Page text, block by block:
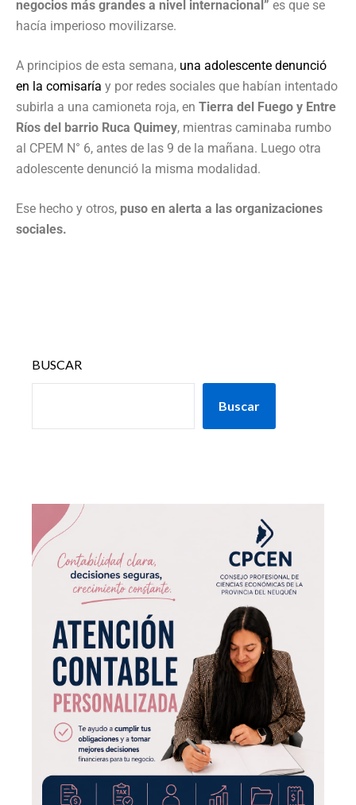
negocios más grandes a nivel internacional” es que se
hacía imperioso movilizarse.
A principios de esta semana, una adolescente denunció
en la comisaría y por redes sociales que habían intentado
subirla a una camioneta roja, en Tierra del Fuego y Entre
Ríos del barrio Ruca Quimey, mientras caminaba rumbo
al CPEM N° 6, antes de las 9 de la mañana. Luego otra
adolescente denunció la misma modalidad.
Ese hecho y otros, puso en alerta a las organizaciones
sociales.
BUSCAR
Buscar